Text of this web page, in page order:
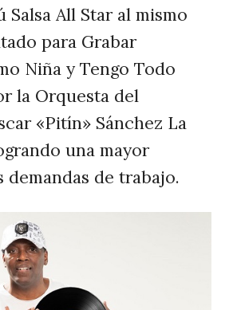
Salsa All Star al mismo
para Grabar
Niña y Tengo Todo
la Orquesta del
«Pitín» Sánchez La
una mayor
demandas de trabajo.